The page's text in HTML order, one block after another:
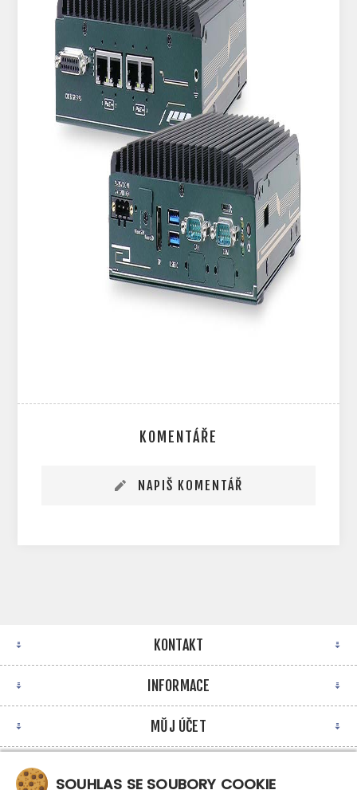
KOMENTÁŘE
NAPIŠ KOMENTÁŘ
KONTAKT
INFORMACE
MŮJ ÚČET
SOUHLAS SE SOUBORY COOKIE